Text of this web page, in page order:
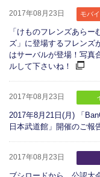
2017年08月23日 モバ
「けものフレンズあら
ズ」に登場するフレンズ
はサーバルが登場！写真
ルして下さいね！
2017年08月23日
2017年8月21日(月) 「
日本武道館」開催のご報
2017年08月23日